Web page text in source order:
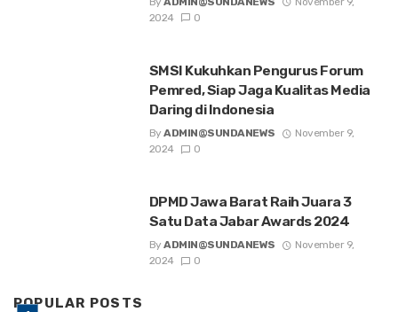
2024
0
SMSI Kukuhkan Pengurus Forum
Pemred, Siap Jaga Kualitas Media
Daring di Indonesia
ByADMIN@SUNDANEWS
November 9,
2024
0
DPMD Jawa Barat Raih Juara 3
Satu Data Jabar Awards 2024
ByADMIN@SUNDANEWS
November 9,
2024
0
POPULAR POSTS